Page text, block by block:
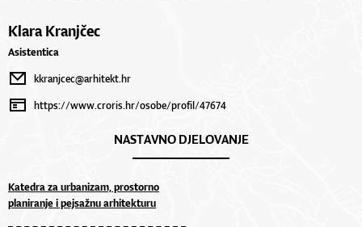
Klara Kranjčec
Asistentica
kkranjcec@arhitekt.hr
https://www.croris.hr/osobe/profil/47674
NASTAVNO DJELOVANJE
Katedra za urbanizam, prostorno
planiranje i pejsažnu arhitekturu